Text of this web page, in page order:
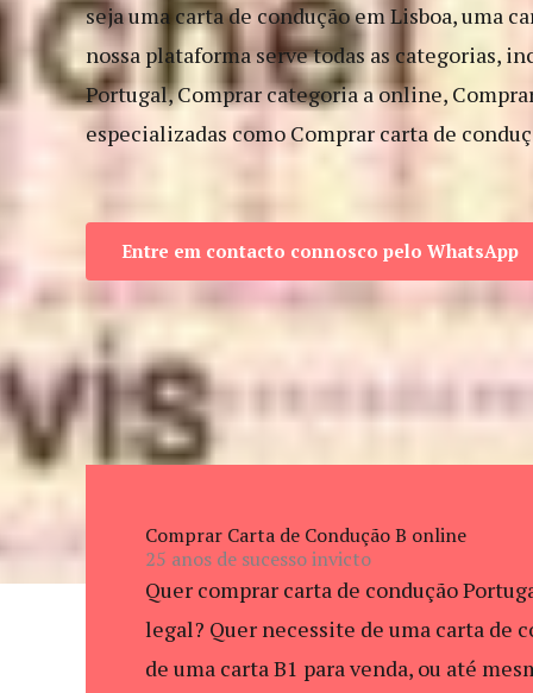
seja uma carta de condução em Lisboa, uma
nossa plataforma serve todas as categorias,
Portugal, Comprar categoria a online,
especializadas como Comprar carta de
Entre em contacto connosco pelo WhatsApp
Comprar Carta de Condução B online
25 anos de sucesso invicto
Quer comprar carta de condução
legal? Quer necessite de uma carta de
de uma carta B1 para venda, ou até